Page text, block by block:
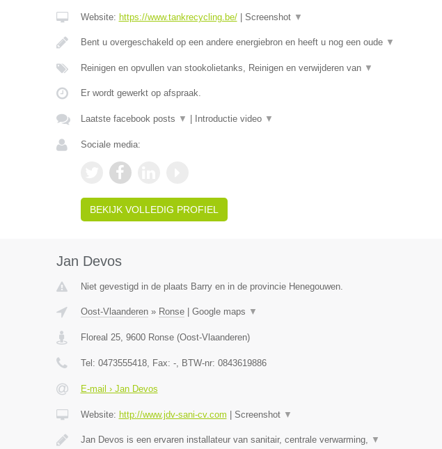
Website: https://www.tankrecycling.be/| Screenshot ▼
Bent u overgeschakeld op een andere energiebron en heeft u nog een oude ▼
Reinigen en opvullen van stookolietanks, Reinigen en verwijderen van ▼
Er wordt gewerkt op afspraak.
Laatste facebook posts ▼ Introductie video ▼
Sociale media:
BEKIJK VOLLEDIG PROFIEL
Jan Devos
Niet gevestigd in de plaats Barry en in de provincie Henegouwen.
Oost-Vlaanderen» Ronse| Google maps ▼
Floreal 25, 9600 Ronse(Oost-Vlaanderen)
Tel: 0473555418, Fax: -, BTW-nr: 0843619886
E-mail › Jan Devos
Website: http://www.jdv-sani-cv.com Screenshot ▼
Jan Devos is een ervaren installateur van sanitair, centrale verwarming, ▼